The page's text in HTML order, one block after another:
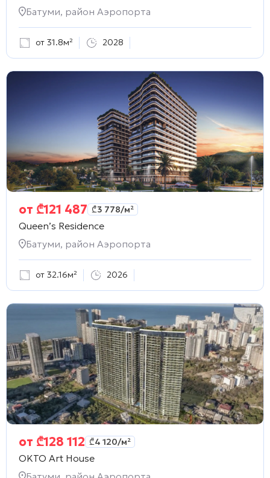
Батуми, район Аэропорта
от 31.8м² 2028
от ₾121 487 ₾3 778/м²
Queen’s Residence
Батуми, район Аэропорта
от 32.16м² 2026
от ₾128 112 ₾4 120/м²
OKTO Art House